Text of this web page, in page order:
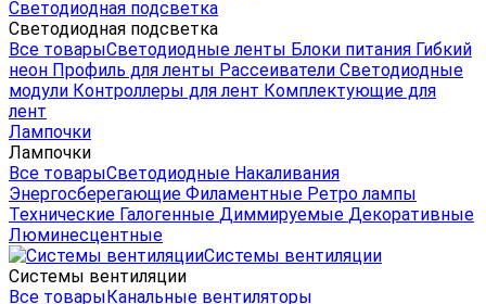
Светодиодная подсветка
Светодиодная подсветка
Все товарыСветодиодные ленты Блоки питания Гибкий
неон Профиль для ленты Рассеиватели Светодиодные
модули Контроллеры для лент Комплектующие для
лент
Лампочки
Лампочки
Все товарыСветодиодные Накаливания
Энергосберегающие Филаментные Ретро лампы
Технические Галогенные Диммируемые Декоративные
Люминесцентные
Системы вентиляции
Системы вентиляции
Все товарыКанальные вентиляторы